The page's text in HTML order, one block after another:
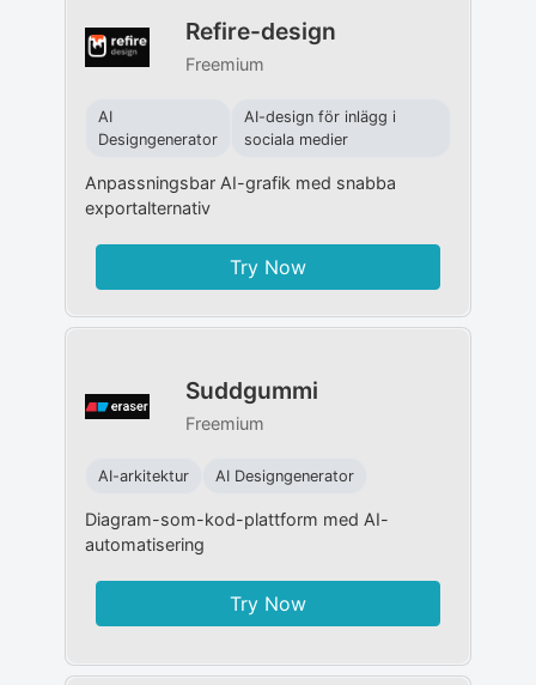
Refire-design
Freemium
AI
Designgenerator
AI-design för inlägg i
sociala medier
Anpassningsbar AI-grafik med snabba
exportalternativ
Try Now
Suddgummi
Freemium
AI-arkitektur AI Designgenerator
Diagram-som-kod-plattform med AI-
automatisering
Try Now